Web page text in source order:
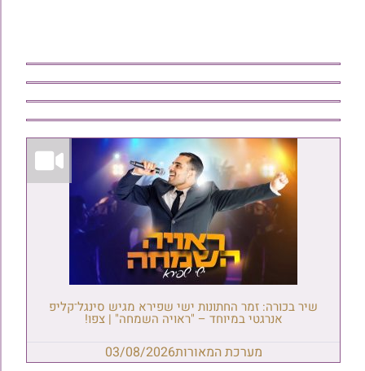
שיר בכורה: זמר החתונות ישי שפירא מגיש סינגל־קליפ
אנרגטי במיוחד – "ראויה השמחה" | צפו!
מערכת המאורות03/08/2026